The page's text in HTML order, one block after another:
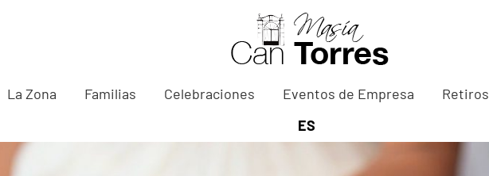
La Zona Familias Celebraciones Eventos de Empresa Retiros
ES